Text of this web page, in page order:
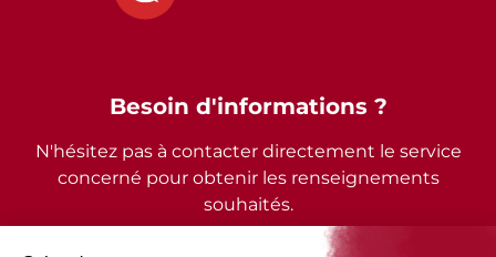
Besoin d'informations ?
N'hésitez pas à contacter directement le service
concerné pour obtenir les renseignements
souhaités.